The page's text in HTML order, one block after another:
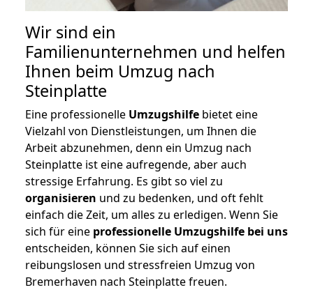
Wir sind ein
Familienunternehmen und helfen
Ihnen beim Umzug nach
Steinplatte
Eine professionelle Umzugshilfe bietet eine
Vielzahl von Dienstleistungen, um Ihnen die
Arbeit abzunehmen, denn ein Umzug nach
Steinplatte ist eine aufregende, aber auch
stressige Erfahrung. Es gibt so viel zu
organisieren und zu bedenken, und oft fehlt
einfach die Zeit, um alles zu erledigen. Wenn Sie
sich für eine professionelle Umzugshilfe bei uns
entscheiden, können Sie sich auf einen
reibungslosen und stressfreien Umzug von
Bremerhaven nach Steinplatte freuen.